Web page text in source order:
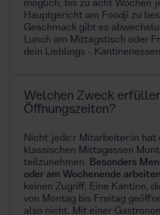
möglich, bis zu acht Wochen
Hauptgericht am Foodji zu
Geschmack gibt es
Lunch am Mittagstisch oder
dein Lieblings -
Welchen Zweck
Öffnungszeiten?
Nicht jede:r Mitarbeiter:in hat
klassischen Mittagessen
teilzunehmen. Besonders
oder am Wochenende arbeiten
keinen Zugriff. Eine Kantine,
von Montag bis Freitag
also nicht. Mit einer